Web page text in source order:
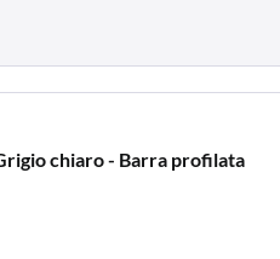
chiaro - Barra profilata